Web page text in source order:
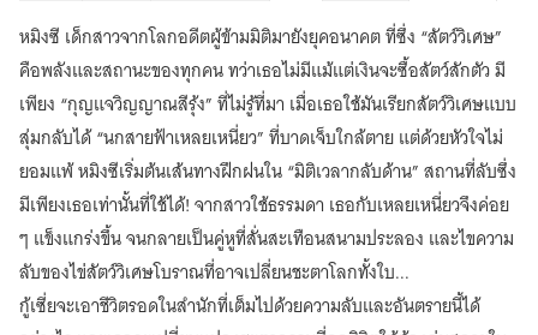
สะกด
แผ่น
ดิน
เล่ม
12
สัตว์
วิเศษ
ปลุก
พลัง
นก
สายฟ้า
สะกด
ชะตา
แผ่น
ดิน
หมิงซี เด็กสาวจากโลกอดีตผู้ข้ามมิติมายังยุคอนาคต ที่ซึ่ง “สัตว์วิเศษ”
คือพลังและสถานะของทุกคน ทว่าเธอไม่มีแม้แต่เงินจะซื้อสัตว์สักตัว มี
เพียง “กุญแจวิญญาณสีรุ้ง” ที่ไม่รู้ที่มา เมื่อเธอใช้มันเรียกสัตว์วิเศษแบบ
สุ่มกลับได้ “นกสายฟ้าเหลยเหนี่ยว” ที่บาดเจ็บใกล้ตาย แต่ด้วยหัวใจไม่
ยอมแพ้ หมิงซีเริ่มต้นเส้นทางฝึกฝนใน “มิติเวลากลับด้าน” สถานที่ลับซึ่ง
มีเพียงเธอเท่านั้นที่ใช้ได้! จากสาวใช้ธรรมดา เธอกับเหลยเหนี่ยวจึงค่อย
ๆ แข็งแกร่งขึ้น จนกลายเป็นคู่หูที่สั่นสะเทือนสนามประลอง และไขความ
ลับของไข่สัตว์วิเศษโบราณที่อาจเปลี่ยนชะตาโลกทั้งใบ...
กู้เซี่ยจะเอาชีวิตรอดในสำนักที่เต็มไปด้วยความลับและอันตรายนี้ได้